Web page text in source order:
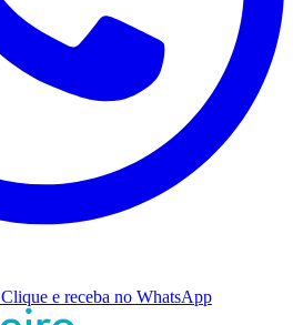
Clique e receba no WhatsApp